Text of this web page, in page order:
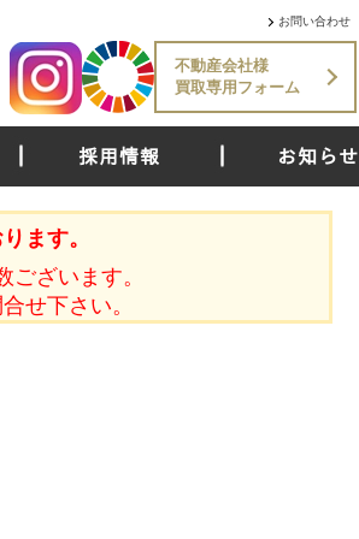
不動産会社様
買取専用フォーム
お問い合わせ
採用情報 お知らせ
ます。
ざいます。
せ下さい。